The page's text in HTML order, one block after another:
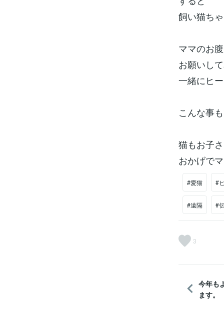
飼い猫ち
ママのお
お願いし
一緒にヒ
こんな事
猫もお子
おかげで
#愛猫 #
#遠隔 #
3
今年も
ます。